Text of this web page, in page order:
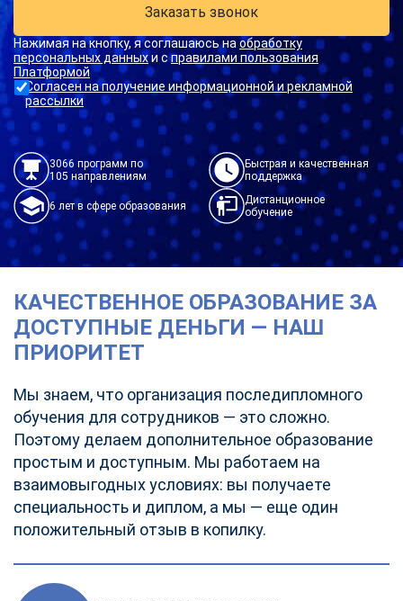
Заказать звонок
Нажимая на кнопку, я соглашаюсь на обработку
персональных данныхи справилами пользования
Платформой
Согласен на получение информационной и рекламной
рассылки
3066 программ по
105 направлениям
Быстрая и качественная
поддержка
6 лет в сфере образования
Дистанционное
обучение
КАЧЕСТВЕННОЕ ОБРАЗОВАНИЕ ЗА
ДОСТУПНЫЕ ДЕНЬГИ — НАШ
ПРИОРИТЕТ
Мы знаем, что организация последипломного
обучения для сотрудников — это сложно.
Поэтому делаем дополнительное образование
простым и доступным. Мы работаем на
взаимовыгодных условиях: вы получаете
специальность и диплом, а мы — еще один
положительный отзыв в копилку.